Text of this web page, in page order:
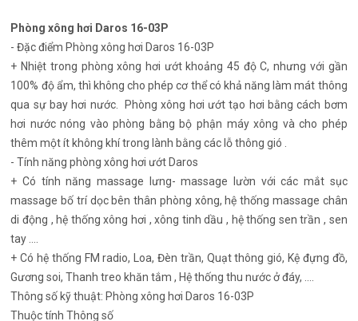
Phòng xông hơi Daros 16-03P
- Đặc điểm Phòng xông hơi Daros 16-03P
+ Nhiệt trong phòng xông hơi ướt khoảng 45 độ C, nhưng với gần
100% độ ẩm, thì không cho phép cơ thể có khả năng làm mát thông
qua sự bay hơi nước. Phòng xông hơi ướt tạo hơi bằng cách bơm
hơi nước nóng vào phòng bằng bộ phận máy xông và cho phép
thêm một ít không khí trong lành bằng các lỗ thông gió .
- Tính năng phòng xông hơi ướt Daros
+ Có tính năng massage lưng- massage lườn với các mắt sục
massage bố trí dọc bên thân phòng xông, hệ thống massage chân
di động , hệ thống xông hơi , xông tinh dầu , hệ thống sen trần , sen
tay ....
+ Có hệ thống FM radio, Loa, Đèn trần, Quạt thông gió, Kệ đựng đồ,
Gương soi, Thanh treo khăn tắm , Hệ thống thu nước ở đáy, ....
Thông số kỹ thuật: Phòng xông hơi Daros 16-03P
Thuộc tính Thông số